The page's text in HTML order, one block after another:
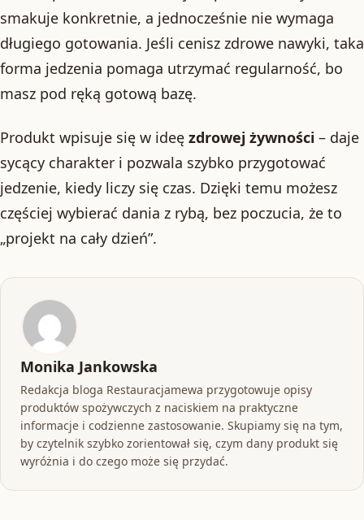
smakuje konkretnie, a jednocześnie nie wymaga
długiego gotowania. Jeśli cenisz zdrowe nawyki, taka
forma jedzenia pomaga utrzymać regularność, bo
masz pod ręką gotową bazę.
Produkt wpisuje się w ideę zdrowej żywności – daje
sycący charakter i pozwala szybko przygotować
jedzenie, kiedy liczy się czas. Dzięki temu możesz
częściej wybierać dania z rybą, bez poczucia, że to
„projekt na cały dzień”.
Monika Jankowska
Redakcja bloga Restauracjamewa przygotowuje opisy
produktów spożywczych z naciskiem na praktyczne
informacje i codzienne zastosowanie. Skupiamy się na tym,
by czytelnik szybko zorientował się, czym dany produkt się
wyróżnia i do czego może się przydać.